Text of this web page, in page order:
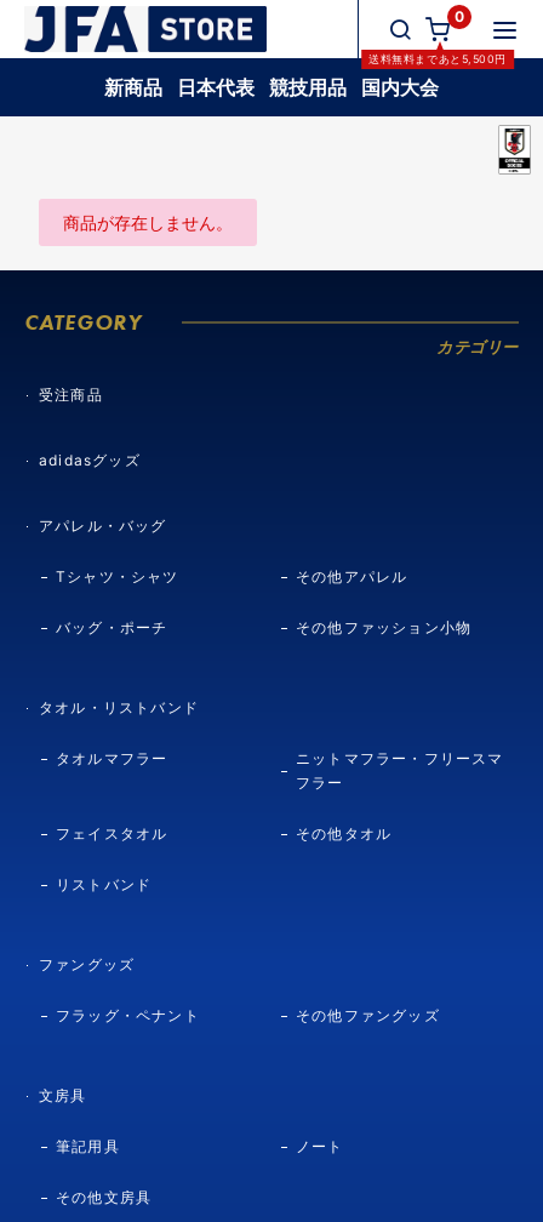
0
送料無料まであと 5,500円
新商品 日本代表 競技用品 国内大会
商品が存在しません。
CATEGORY
カテゴリー
受注商品
adidasグッズ
アパレル・バッグ
Tシャツ・シャツ その他アパレル
バッグ・ポーチ その他ファッション小物
タオル・リストバンド
タオルマフラー
ニットマフラー・フリースマ
フラー
フェイスタオル その他タオル
リストバンド
ファングッズ
フラッグ・ペナント その他ファングッズ
文房具
筆記用具 ノート
その他文房具